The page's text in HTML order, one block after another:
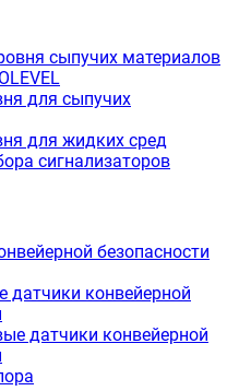
сыпучих материалов
для сыпучих
для жидких сред
сигнализаторов
безопасности
датчики конвейерной
датчики конвейерной